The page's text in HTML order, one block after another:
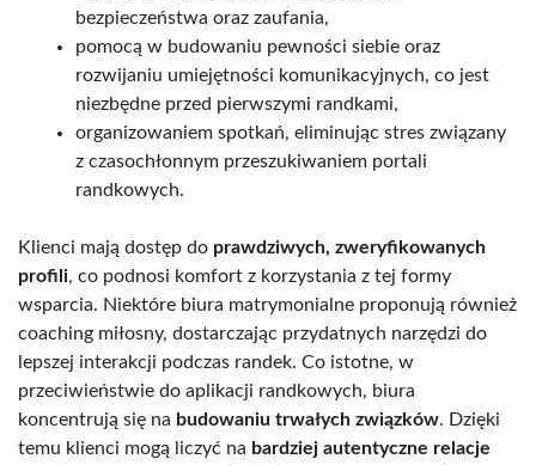
bezpieczeństwa oraz zaufania,
pomocą w budowaniu pewności siebie oraz
rozwijaniu umiejętności komunikacyjnych, co jest
niezbędne przed pierwszymi randkami,
organizowaniem spotkań, eliminując stres związany
z czasochłonnym przeszukiwaniem portali
randkowych.
Klienci mają dostęp do prawdziwych, zweryfikowanych
profili, co podnosi komfort z korzystania z tej formy
wsparcia. Niektóre biura matrymonialne proponują również
coaching miłosny, dostarczając przydatnych narzędzi do
lepszej interakcji podczas randek. Co istotne, w
przeciwieństwie do aplikacji randkowych, biura
koncentrują się na budowaniu trwałych związków. Dzięki
temu klienci mogą liczyć na bardziej autentyczne relacje